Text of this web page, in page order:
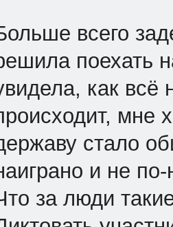
всего
поехать
как
мне
стало
и не
за люди